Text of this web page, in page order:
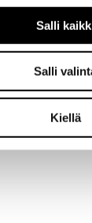
Salli
Salli
Kiellä